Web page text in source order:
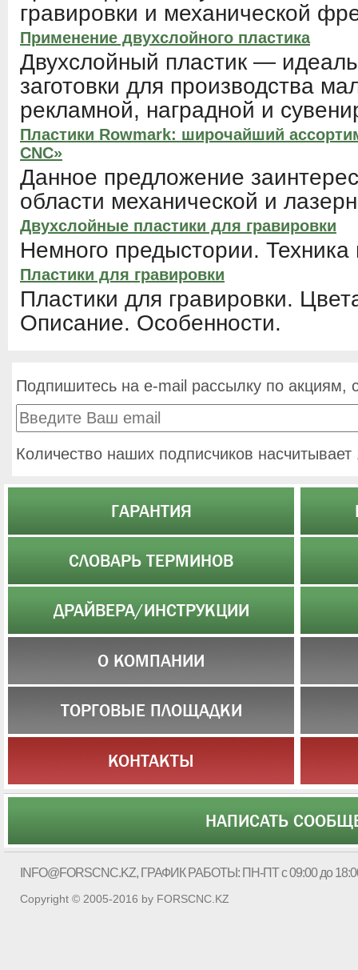
гравировки и механической
Применение двухслойного пластика
Двухслойный пластик —
заготовки для производства
рекламной, наградной и
Пластики Rowmark: широчайший
CNC»
Данное предложение
области механической и
Двухслойные пластики для гравировки
Немного предыстории. Техника
Пластики для гравировки
Пластики для гравировки.
Описание. Особенности.
Подпишитесь на e-mail рассылку по акциям,
Количество наших подписчиков насчитывает
ГАРАНТИЯ
СЛОВАРЬ ТЕРМИНОВ
ДРАЙВЕРА/ИНСТРУКЦИИ
О КОМПАНИИ
ТОРГОВЫЕ ПЛОЩАДКИ
КОНТАКТЫ
НАПИСАТЬ
INFO@FORSCNC.KZ, ГРАФИК РАБОТЫ: ПН-ПТ с 09:00 до
Copyright © 2005-2016 by FORSCNC.KZ